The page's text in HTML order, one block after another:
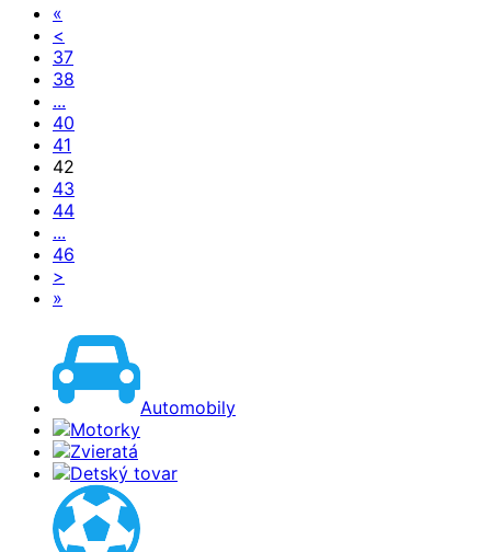
«
<
37
38
...
40
41
42
43
44
...
46
>
»
Automobily
Motorky
Zvieratá
Detský tovar